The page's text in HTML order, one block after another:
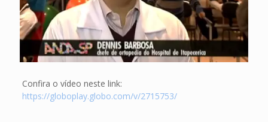
Confira o vídeo neste link:
https://globoplay.globo.com/v/2715753/